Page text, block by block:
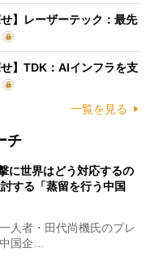
】レーザーテック：最先
】TDK：AIインフラを支
一覧を見る
チ
に世界はどう対応するの
する「蒸留を行う中国
人者・田代尚機氏のプレ
国企…